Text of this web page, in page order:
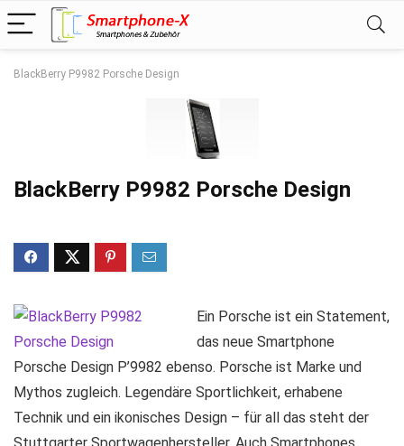
BlackBerry P9982 Porsche Design
BlackBerry P9982 Porsche Design
Ein Porsche ist ein Statement,
das neue Smartphone
Porsche Design P’9982 ebenso. Porsche ist Marke und
Mythos zugleich. Legendäre Sportlichkeit, erhabene
Technik und ein ikonisches Design – für all das steht der